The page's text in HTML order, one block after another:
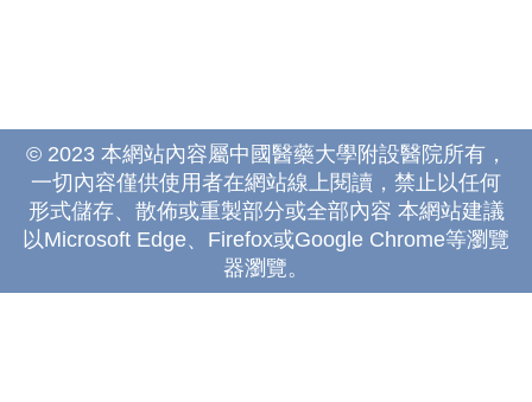
© 2023 本網站內容屬中國醫藥大學附設醫院所有，
一切內容僅供使用者在網站線上閱讀，禁止以任何
形式儲存、散佈或重製部分或全部內容 本網站建議
以Microsoft Edge、Firefox或Google Chrome等瀏覽
器瀏覽。